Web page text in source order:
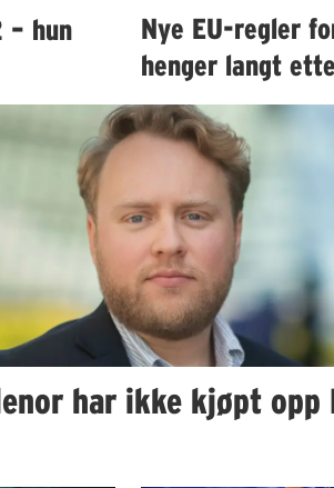
– hun
Nye EU-regler
henger langt
har ikke kjøpt opp